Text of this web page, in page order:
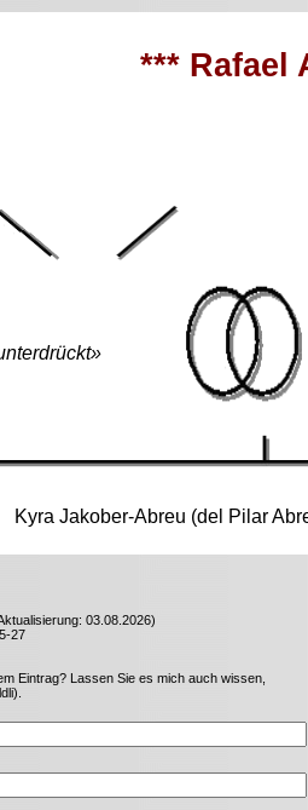
*** Rafael
Kyra Jakober-Abreu (del Pilar
03.08.2026)
27
Eintrag? Lassen Sie es mich auch wissen,